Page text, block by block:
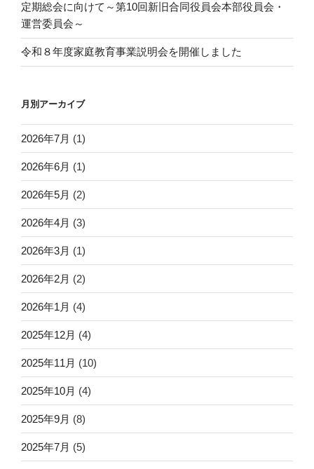
定期総会に向けて～第10回新旧合同役員会本部役員会・
運営委員会～
令和８年度家庭教育事業説明会を開催しました
月別アーカイブ
2026年7月 (1)
2026年6月 (1)
2026年5月 (2)
2026年4月 (3)
2026年3月 (1)
2026年2月 (2)
2026年1月 (4)
2025年12月 (4)
2025年11月 (10)
2025年10月 (4)
2025年9月 (8)
2025年7月 (5)